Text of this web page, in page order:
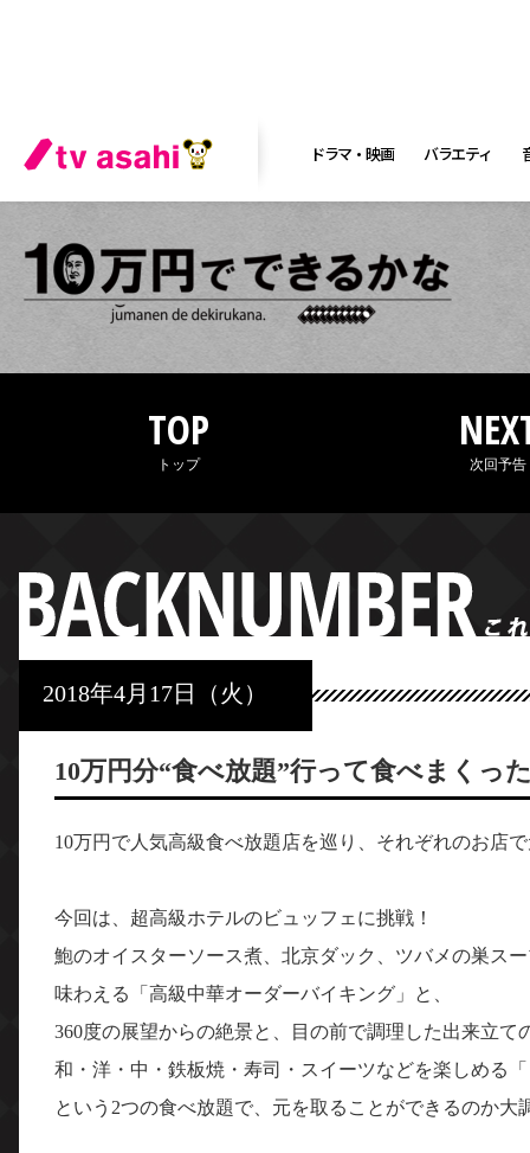
ドラマ・映画 バラエティ
TOP
トップ 次回予告
2018年4月17日（火）
10万円分“食べ放題”行って食べまく
10万円で人気高級食べ放題店を巡り、それぞれのお店
今回は、超高級ホテルのビュッフェに挑戦！
鮑のオイスターソース煮、北京ダック、ツバメの巣ス
味わえる「高級中華オーダーバイキング」と、
360度の展望からの絶景と、目の前で調理した出来立て
和・洋・中・鉄板焼・寿司・スイーツなどを楽しめる
という2つの食べ放題で、元を取ることができるのか大